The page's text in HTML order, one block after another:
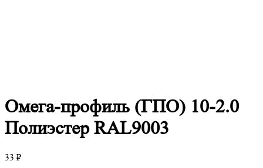
Омега-профиль (ГПО) 10-2.0
Полиэстер RAL9003
33 ₽